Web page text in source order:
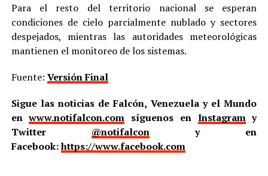
Para el resto del territorio nacional se esperan
condiciones de cielo parcialmente nublado y sectores
despejados, mientras las autoridades meteorológicas
mantienen el monitoreo de los sistemas.
Fuente: Versión Final
Sigue las noticias de Falcón, Venezuela y el Mundo
enwww.notifalcon.com síguenos en Instagramy
Twitter @notifalcony en
Facebook:https://www.facebook.com